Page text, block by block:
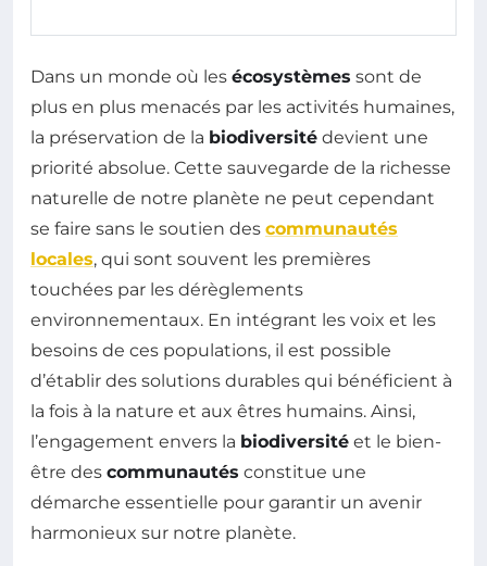
Dans un monde où les écosystèmes sont de
plus en plus menacés par les activités humaines,
la préservation de la biodiversité devient une
priorité absolue. Cette sauvegarde de la richesse
naturelle de notre planète ne peut cependant
se faire sans le soutien des communautés
locales, qui sont souvent les premières
touchées par les dérèglements
environnementaux. En intégrant les voix et les
besoins de ces populations, il est possible
d’établir des solutions durables qui bénéficient à
la fois à la nature et aux êtres humains. Ainsi,
l’engagement envers la biodiversité et le bien-
être des communautés constitue une
démarche essentielle pour garantir un avenir
harmonieux sur notre planète.